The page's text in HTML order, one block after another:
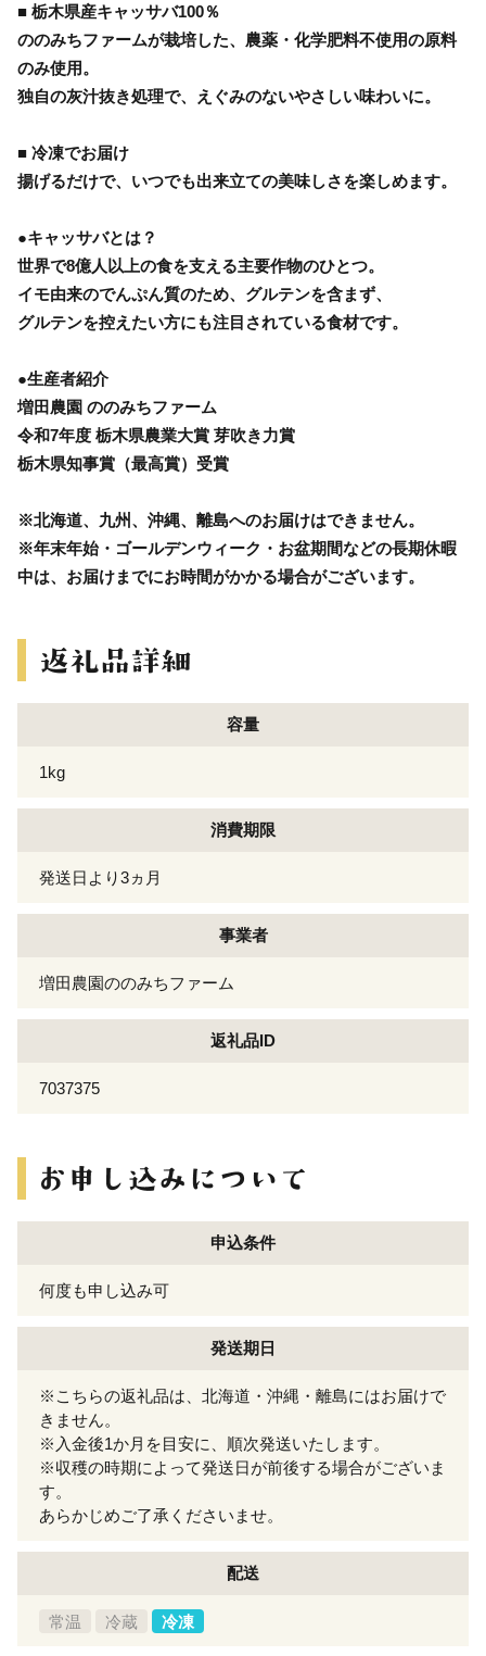
■ 栃木県産キャッサバ100％
ののみちファームが栽培した、農薬・化学肥料不使用の原料
のみ使用。
独自の灰汁抜き処理で、えぐみのないやさしい味わいに。
■ 冷凍でお届け
揚げるだけで、いつでも出来立ての美味しさを楽しめます。
●キャッサバとは？
世界で8億人以上の食を支える主要作物のひとつ。
イモ由来のでんぷん質のため、グルテンを含まず、
グルテンを控えたい方にも注目されている食材です。
●生産者紹介
増田農園 ののみちファーム
令和7年度 栃木県農業大賞 芽吹き力賞
栃木県知事賞（最高賞）受賞
※北海道、九州、沖縄、離島へのお届けはできません。
※年末年始・ゴールデンウィーク・お盆期間などの長期休暇
中は、お届けまでにお時間がかかる場合がございます。
容量
1kg
消費期限
発送日より3ヵ月
事業者
増田農園ののみちファーム
返礼品ID
7037375
申込条件
何度も申し込み可
発送期日
※こちらの返礼品は、北海道・沖縄・離島にはお届けで
きません。
※入金後1か月を目安に、順次発送いたします。
※収穫の時期によって発送日が前後する場合がございま
す。
あらかじめご了承くださいませ。
配送
常温 冷蔵 冷凍